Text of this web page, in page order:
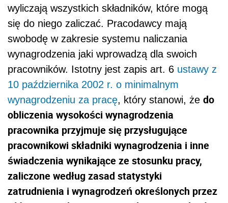
wyliczają wszystkich składników, które mogą
się do niego zaliczać. Pracodawcy mają
swobodę w zakresie systemu naliczania
wynagrodzenia jaki wprowadzą dla swoich
pracowników. Istotny jest zapis art. 6 ustawy z
10 października 2002 r. o minimalnym
wynagrodzeniu za pracę, który stanowi, że do
obliczenia wysokości wynagrodzenia
pracownika przyjmuje się przysługujące
pracownikowi składniki wynagrodzenia i inne
świadczenia wynikające ze stosunku pracy,
zaliczone według zasad statystyki
zatrudnienia i wynagrodzeń określonych przez